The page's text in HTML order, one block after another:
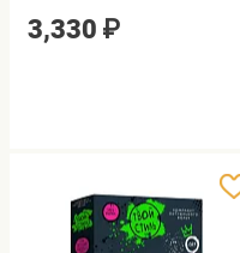
3,330 ₽